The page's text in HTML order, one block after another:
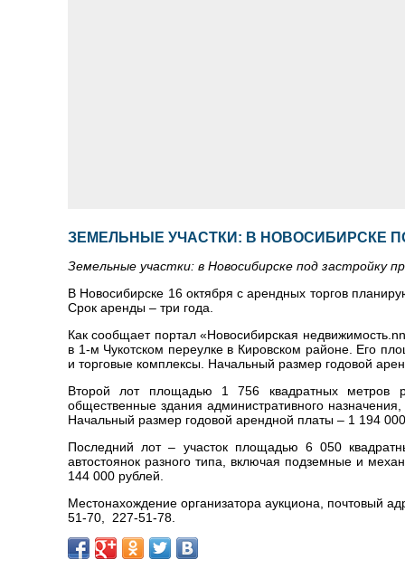
ЗЕМЕЛЬНЫЕ УЧАСТКИ: В НОВОСИБИРСКЕ
Земельные участки: в Новосибирске под застройку
В Новосибирске 16 октября с арендных торгов
Срок аренды – три года.
Как сообщает портал «Новосибирская
в 1-м Чукотском переулке в Кировском районе. Его
и торговые комплексы. Начальный размер годовой
Второй лот площадью 1 756 квадратных метров
общественные здания административного
Начальный размер годовой арендной платы – 1 194
Последний лот – участок площадью 6 050
автостоянок разного типа, включая подземные и
144 000 рублей.
Местонахождение организатора аукциона, почтовый
51-70, 227-51-78.